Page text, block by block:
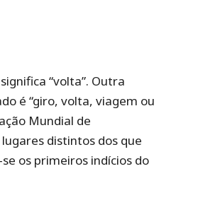
“volta”. Outra
é “giro, volta, viagem ou
Mundial de
distintos dos que
os primeiros indícios do